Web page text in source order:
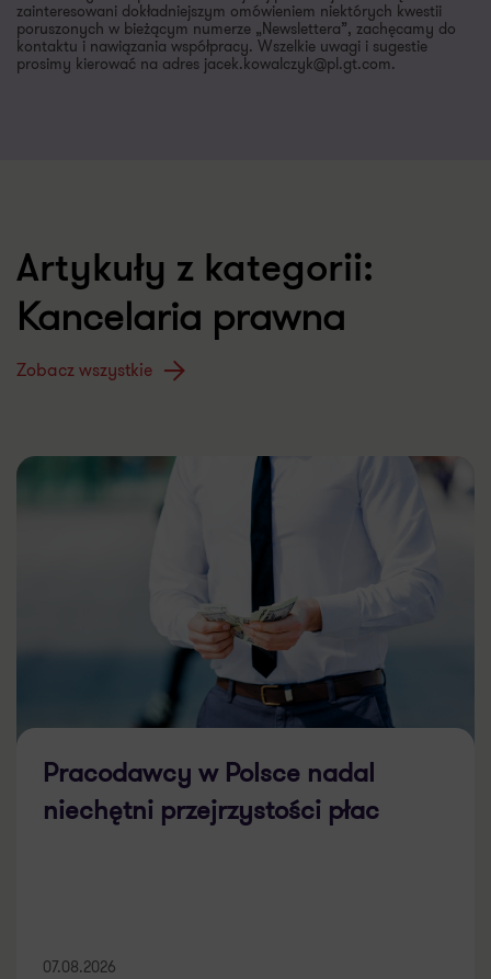
zainteresowani dokładniejszym omówieniem niektórych kwestii
poruszonych w bieżącym numerze „Newslettera”, zachęcamy do
kontaktu i nawiązania współpracy. Wszelkie uwagi i sugestie
prosimy kierować na adres jacek.kowalczyk@pl.gt.com.
Artykuły z kategorii:
Kancelaria prawna
Zobacz wszystkie
Pracodawcy w Polsce nadal
niechętni przejrzystości płac
07.08.2026